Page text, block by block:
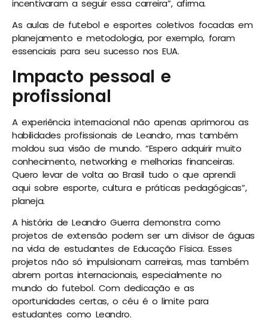
incentivaram a seguir essa carreira”, afirma.
As aulas de futebol e esportes coletivos focadas em
planejamento e metodologia, por exemplo, foram
essenciais para seu sucesso nos EUA.
Impacto pessoal e
profissional
A experiência internacional não apenas aprimorou as
habilidades profissionais de Leandro, mas também
moldou sua visão de mundo. “Espero adquirir muito
conhecimento, networking e melhorias financeiras.
Quero levar de volta ao Brasil tudo o que aprendi
aqui sobre esporte, cultura e práticas pedagógicas”,
planeja.
A história de Leandro Guerra demonstra como
projetos de extensão podem ser um divisor de águas
na vida de estudantes de Educação Física. Esses
projetos não só impulsionam carreiras, mas também
abrem portas internacionais, especialmente no
mundo do futebol. Com dedicação e as
oportunidades certas, o céu é o limite para
estudantes como Leandro.